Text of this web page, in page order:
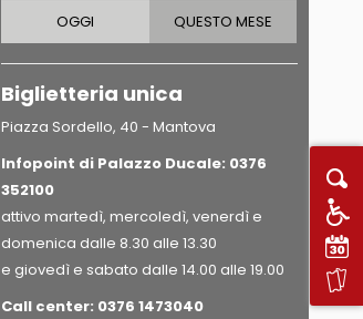
OGGI QUESTO MESE
Biglietteria unica
Piazza Sordello, 40 - Mantova
Infopoint di Palazzo Ducale: 0376
352100
attivo martedì, mercoledì, venerdì e
domenica dalle 8.30 alle 13.30
e giovedì e sabato dalle 14.00 alle 19.00
Call center: 0376 1473040